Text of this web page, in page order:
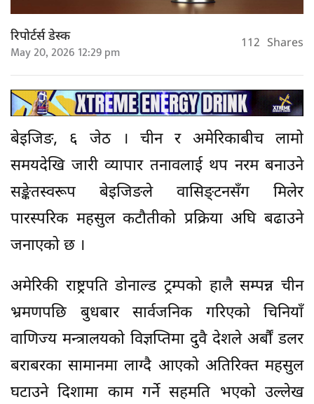
रिपोर्टर्स डेस्क
May 20, 2026 12:29 pm 112 Shares
बेइजिङ, ६ जेठ । चीन र अमेरिकाबीच लामो
समयदेखि जारी व्यापार तनावलाई थप नरम बनाउने
सङ्केतस्वरूप बेइजिङले वासिङ्टनसँग मिलेर
पारस्परिक महसुल कटौतीको प्रक्रिया अघि बढाउने
जनाएको छ ।
अमेरिकी राष्ट्रपति डोनाल्ड ट्रम्पको हालै सम्पन्न चीन
भ्रमणपछि बुधबार सार्वजनिक गरिएको चिनियाँ
वाणिज्य मन्त्रालयको विज्ञप्तिमा दुवै देशले अर्बौं डलर
बराबरका सामानमा लाग्दै आएको अतिरिक्त महसुल
घटाउने दिशामा काम गर्ने सहमति भएको उल्लेख